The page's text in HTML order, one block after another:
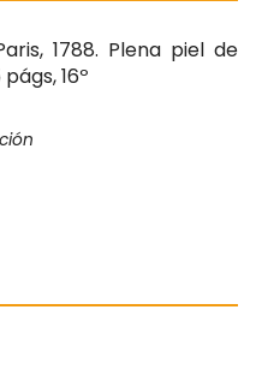
1788. Plena piel de
16º